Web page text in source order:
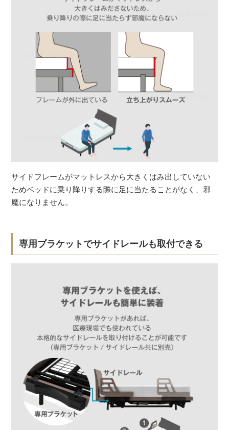
サイドフレームがマットレスから大きくはみ出していない
ためベッドに乗り降りする際に足に当たることがなく、邪
魔になりません。
専用ブラケットでサイドレールも取付できる